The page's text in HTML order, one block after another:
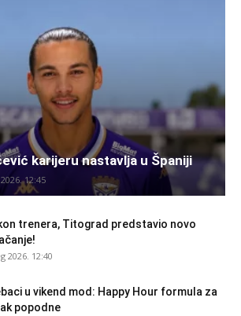
karijeru nastavlja u Španiji
12:45
trenera, Titograd predstavio novo
2026. 12:40
u vikend mod: Happy Hour formula za
popodne